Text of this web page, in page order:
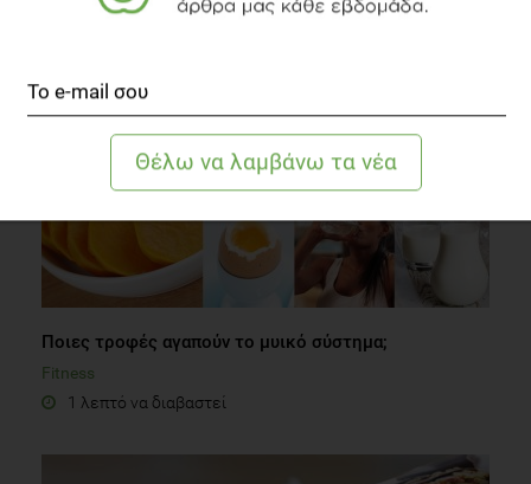
2 λεπτά να διαβαστεί
Ποιες τροφές αγαπούν το μυικό σύστημα;
Fitness
1 λεπτό να διαβαστεί